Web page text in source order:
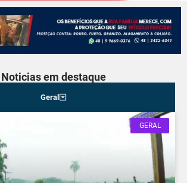
Noticias em destaque
Geral
GERAL